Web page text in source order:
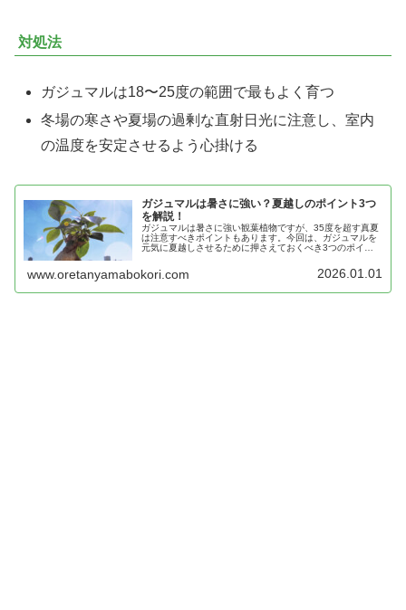
対処法
ガジュマルは18〜25度の範囲で最もよく育つ
冬場の寒さや夏場の過剰な直射日光に注意し、室内
の温度を安定させるよう心掛ける
ガジュマルは暑さに強い？夏越しのポイント3つ
を解説！
ガジュマルは暑さに強い観葉植物ですが、35度を超す真夏
は注意すべきポイントもあります。今回は、ガジュマルを
元気に夏越しさせるために押さえておくべき3つのポイン
www.oretanyamabokori.com 2026.01.01